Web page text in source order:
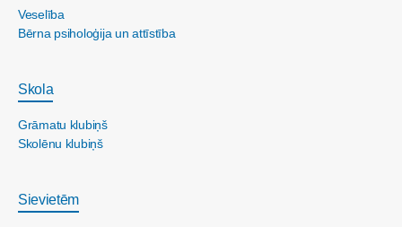
Veselība
Bērna psiholoģija un attīstība
Skola
Grāmatu klubiņš
Skolēnu klubiņš
Sievietēm